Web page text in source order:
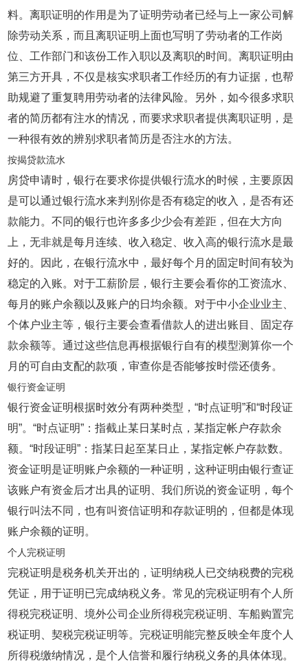
料。离职证明的作用是为了证明劳动者已经与上一家公司解
除劳动关系，而且离职证明上面也写明了劳动者的工作岗
位、工作部门和该份工作入职以及离职的时间。离职证明由
第三方开具，不仅是核实求职者工作经历的有力证据，也帮
助规避了重复聘用劳动者的法律风险。另外，如今很多求职
者的简历都有注水的情况，而要求求职者提供离职证明，是
一种很有效的辨别求职者简历是否注水的方法。
按揭贷款流水
房贷申请时，银行在要求你提供银行流水的时候，主要原因
是可以通过银行流水来判别你是否有稳定的收入，是否有还
款能力。不同的银行也许多多少少会有差距，但在大方向
上，无非就是每月连续、收入稳定、收入高的银行流水是最
好的。因此，在银行流水中，最好每个月的固定时间有较为
稳定的入账。对于工薪阶层，银行主要会看你的工资流水、
每月的账户余额以及账户的日均余额。对于中小企业业主、
个体户业主等，银行主要会查看借款人的进出账目、固定存
款余额等。通过这些信息再根据银行自有的模型测算你一个
月的可自由支配的款项，审查你是否能够按时偿还债务。
银行资金证明
银行资金证明根据时效分有两种类型，“时点证明”和“时段证
明”。“时点证明”：指截止某日某时点，某指定帐户存款余
额。“时段证明”：指某日起至某日止，某指定帐户存款数。
资金证明是证明账户余额的一种证明，这种证明由银行查证
该账户有资金后才出具的证明、我们所说的资金证明，每个
银行叫法不同，也有叫资信证明和存款证明的，但都是体现
账户余额的证明。
个人完税证明
完税证明是税务机关开出的，证明纳税人已交纳税费的完税
凭证，用于证明已完成纳税义务。常见的完税证明有个人所
得税完税证明、境外公司企业所得税完税证明、车船购置完
税证明、契税完税证明等。完税证明能完整反映全年度个人
所得税缴纳情况，是个人信誉和履行纳税义务的具体体现。